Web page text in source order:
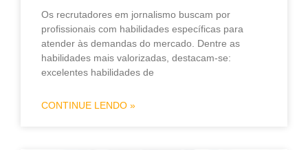
Os recrutadores em jornalismo buscam por
profissionais com habilidades específicas para
atender às demandas do mercado. Dentre as
habilidades mais valorizadas, destacam-se:
excelentes habilidades de
CONTINUE LENDO »